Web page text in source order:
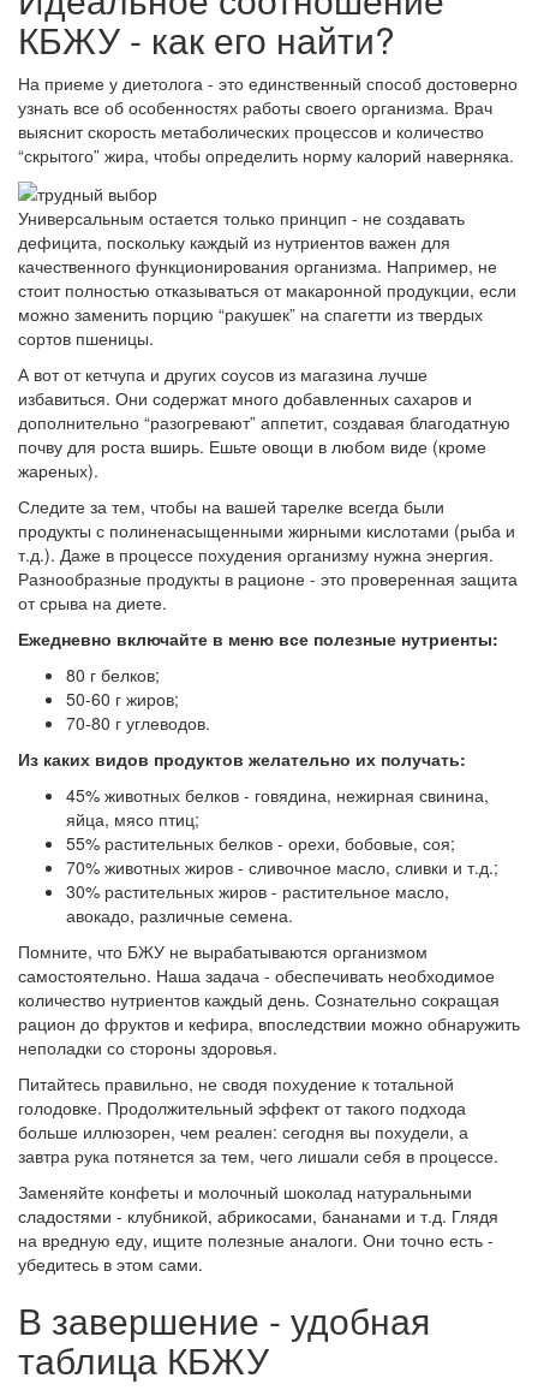
КБЖУ - как его найти?
На приеме у диетолога - это единственный способ достоверно
узнать все об особенностях работы своего организма. Врач
выяснит скорость метаболических процессов и количество
“скрытого” жира, чтобы определить норму калорий наверняка.
Универсальным остается только принцип - не создавать
дефицита, поскольку каждый из нутриентов важен для
качественного функционирования организма. Например, не
стоит полностью отказываться от макаронной продукции, если
можно заменить порцию “ракушек” на спагетти из твердых
сортов пшеницы.
А вот от кетчупа и других соусов из магазина лучше
избавиться. Они содержат много добавленных сахаров и
дополнительно “разогревают” аппетит, создавая благодатную
почву для роста вширь. Ешьте овощи в любом виде (кроме
жареных).
Следите за тем, чтобы на вашей тарелке всегда были
продукты с полиненасыщенными жирными кислотами (рыба и
т.д.). Даже в процессе похудения организму нужна энергия.
Разнообразные продукты в рационе - это проверенная защита
от срыва на диете.
Ежедневно включайте в меню все полезные нутриенты:
80 г белков;
50-60 г жиров;
70-80 г углеводов.
Из каких видов продуктов желательно их получать:
45% животных белков - говядина, нежирная свинина,
яйца, мясо птиц;
55% растительных белков - орехи, бобовые, соя;
70% животных жиров - сливочное масло, сливки и т.д.;
30% растительных жиров - растительное масло,
авокадо, различные семена.
Помните, что БЖУ не вырабатываются организмом
самостоятельно. Наша задача - обеспечивать необходимое
количество нутриентов каждый день. Сознательно сокращая
рацион до фруктов и кефира, впоследствии можно обнаружить
неполадки со стороны здоровья.
Питайтесь правильно, не сводя похудение к тотальной
голодовке. Продолжительный эффект от такого подхода
больше иллюзорен, чем реален: сегодня вы похудели, а
завтра рука потянется за тем, чего лишали себя в процессе.
Заменяйте конфеты и молочный шоколад натуральными
сладостями - клубникой, абрикосами, бананами и т.д. Глядя
на вредную еду, ищите полезные аналоги. Они точно есть -
убедитесь в этом сами.
В завершение - удобная
таблица КБЖУ